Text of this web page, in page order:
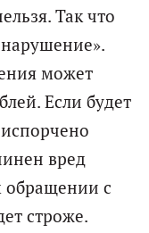
Так что
может
Если будет
вред
обращении с
строже.